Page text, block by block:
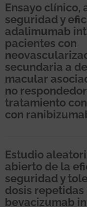
Ensayo clínico,
seguridad y
adalimumab
pacientes con
secundaria a
macular
no
tratamiento
con
Estudio
abierto de la
seguridad y
dosis repetidas
bevacizumab